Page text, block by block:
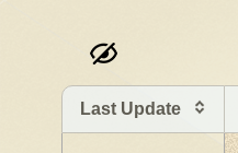
Last Update